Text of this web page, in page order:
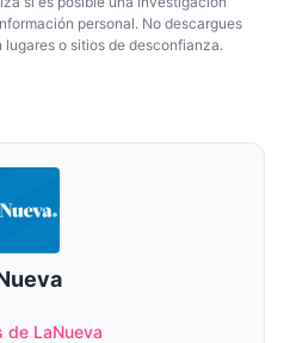
personal. No descargues
o sitios de desconfianza.
de LaNueva